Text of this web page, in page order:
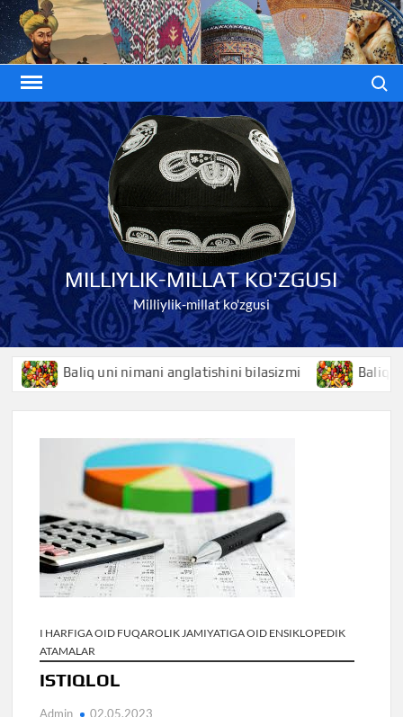
Skip
to
content
MILLIYLIK-MILLAT KO'ZGUSI
Milliylik-millat ko'zgusi
Baliq uni nimani anglatishini bilasizmi Baliqko’z
I HARFIGA OID FUQAROLIK JAMIYATIGA OID ENSIKLOPEDIK
ATAMALAR
ISTIQLOL
Admin 02.05.2023